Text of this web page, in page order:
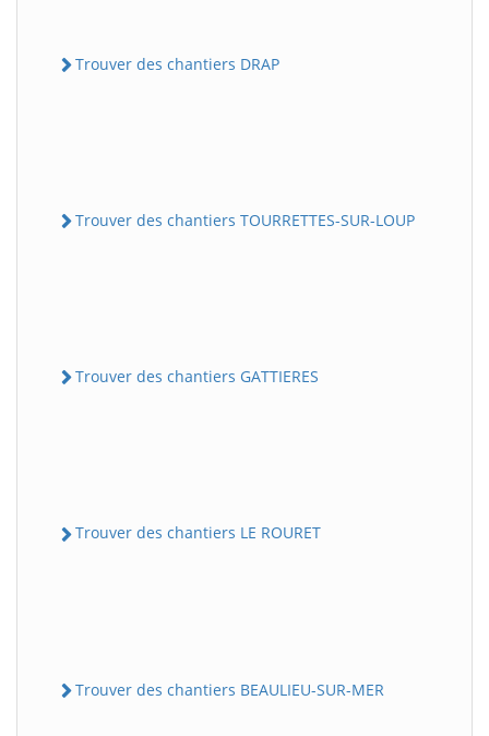
Trouver des chantiers DRAP
Trouver des chantiers TOURRETTES-SUR-LOUP
Trouver des chantiers GATTIERES
Trouver des chantiers LE ROURET
Trouver des chantiers BEAULIEU-SUR-MER